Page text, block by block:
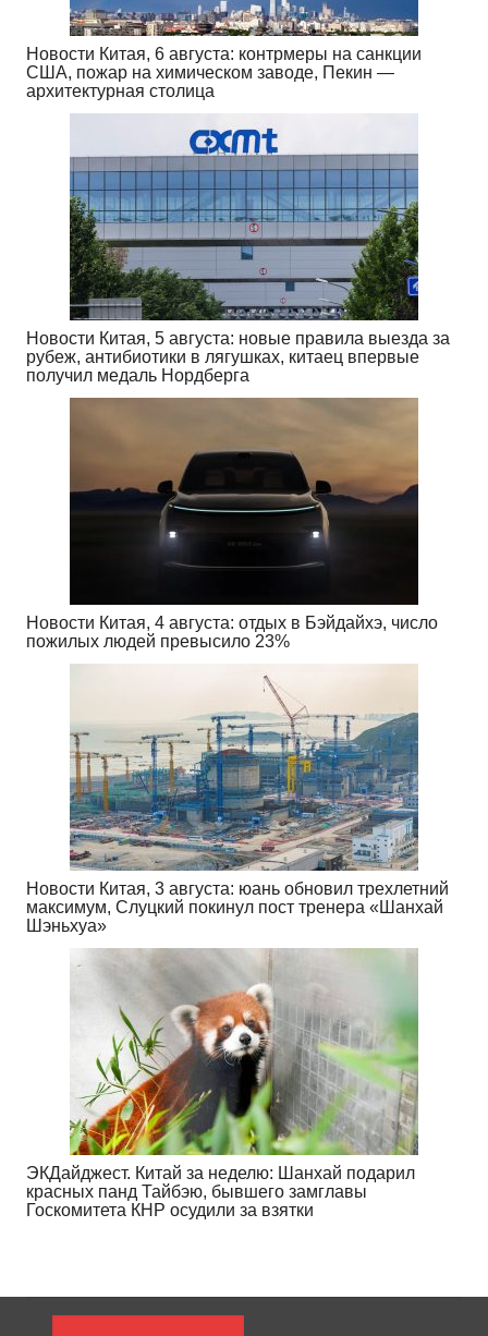
Новости Китая, 6 августа: контрмеры на санкции
США, пожар на химическом заводе, Пекин —
архитектурная столица
Новости Китая, 5 августа: новые правила выезда за
рубеж, антибиотики в лягушках, китаец впервые
получил медаль Нордберга
Новости Китая, 4 августа: отдых в Бэйдайхэ, число
пожилых людей превысило 23%
Новости Китая, 3 августа: юань обновил трехлетний
максимум, Слуцкий покинул пост тренера «Шанхай
Шэньхуа»
ЭКДайджест. Китай за неделю: Шанхай подарил
красных панд Тайбэю, бывшего замглавы
Госкомитета КНР осудили за взятки